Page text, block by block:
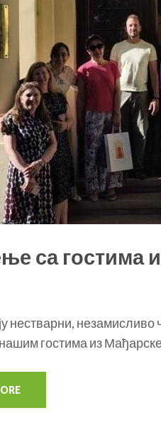
са гостима
нестварни,
нашим гостима из